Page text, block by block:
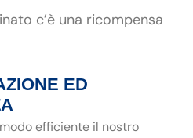
c’è una ricompensa
ED
efficiente il nostro